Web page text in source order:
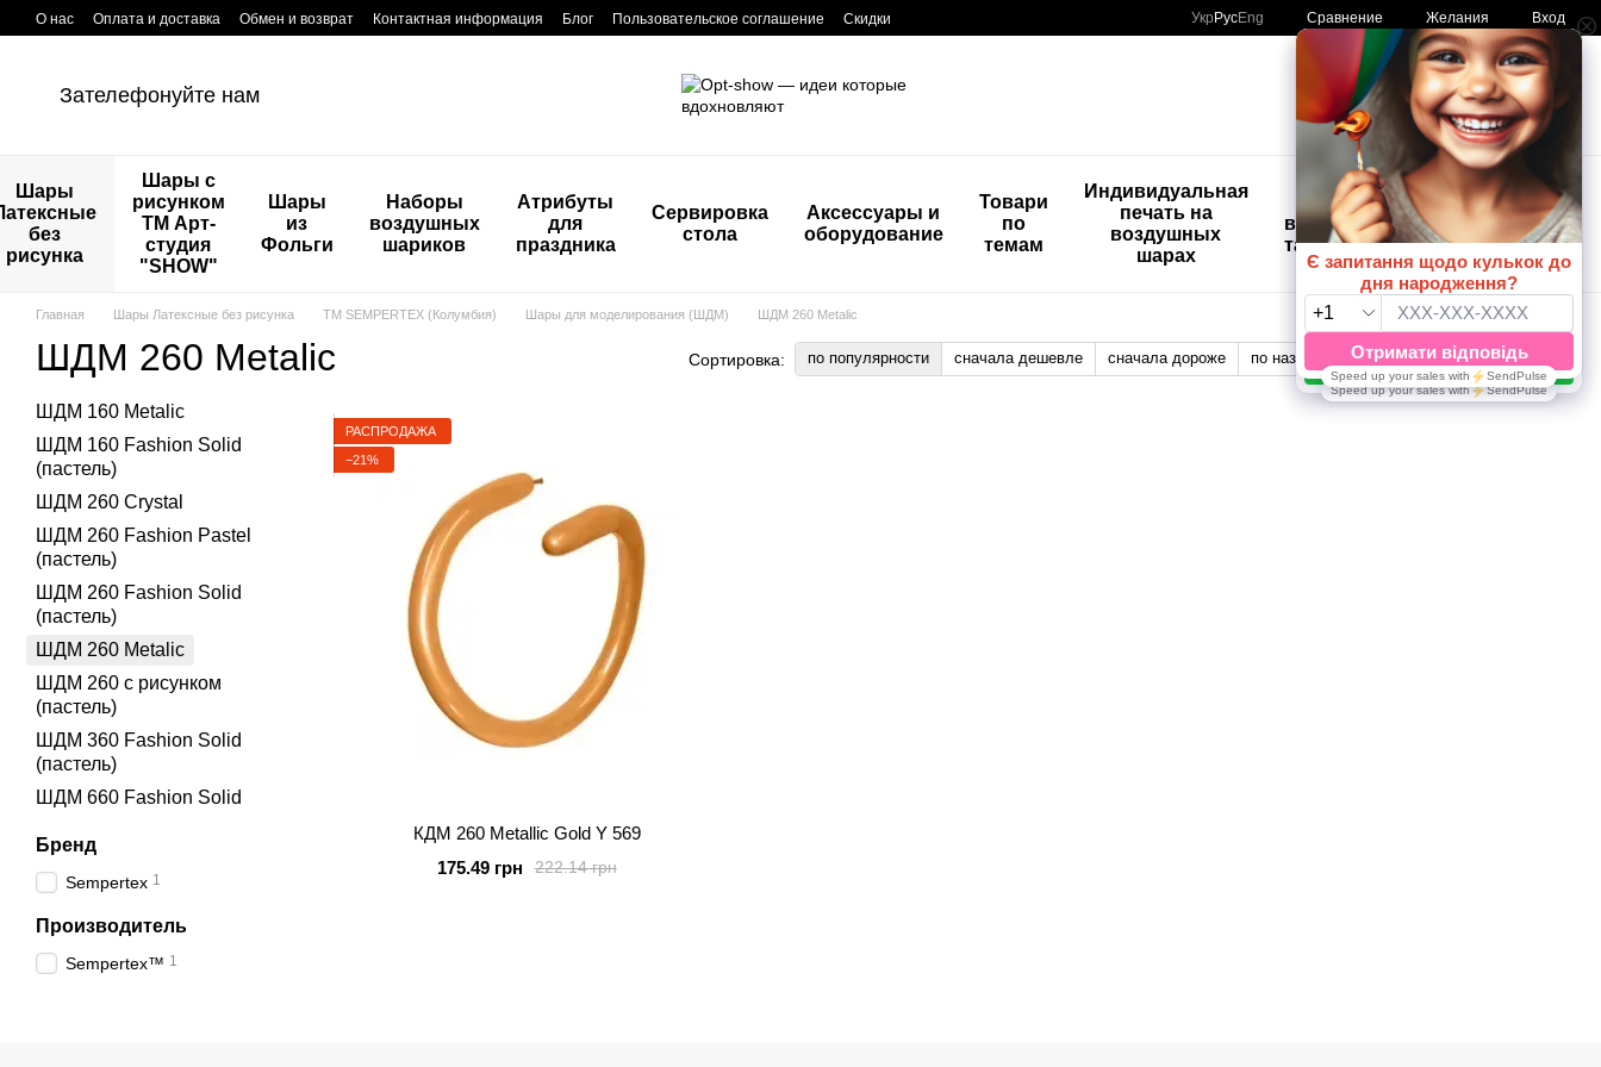
Перейти к основному контенту
О нас Оплата и доставка Обмен и возврат Контактная информация Блог Пользовательское соглашение Скидки Укр РусEng Сравнение Желания Вход
Зателефонуйте нам Мой заказ
Шары
без
рисунка
Шары с
рисунком
ТМ Арт-
студия
"SHOW"
Шары
из
Фольги
Наборы
воздушных
шариков
Атрибуты
для
праздника
Сервировка
стола
Аксессуары и
оборудование
Товари
по
темам
Индивидуальная
печать на
воздушных
шарах
Детские
временные
татуировки
🚨🚨🚨
Распродажа
Шары с
рисунком
😀🎈
Главная Шары Латексные без рисунка ТМ SEMPERTEX (Колумбия) Шары для моделирования (ШДМ) ШДМ 260 Metalic
ШДМ 260 Metalic Сортировка: по популярности сначала дешевле сначала дороже по названию Отображение:
РАСПРОДАЖА
−21%
КДМ 260 Metallic Gold Y 569
222.14 грн
175.49 грн
ШДМ 160 Metalic
ШДМ 160 Fashion Solid
(пастель)
ШДМ 260 Crystal
ШДМ 260 Fashion Pastel
(пастель)
ШДМ 260 Fashion Solid
(пастель)
ШДМ 260 Metalic
ШДМ 260 с рисунком
(пастель)
ШДМ 360 Fashion Solid
(пастель)
ШДМ 660 Fashion Solid
Бренд
Sempertex 1
Производитель
Sempertex™ 1